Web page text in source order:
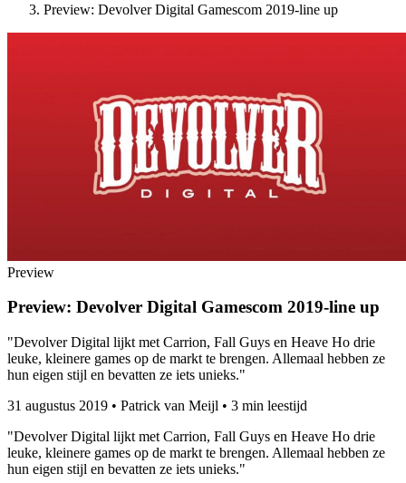
Preview: Devolver Digital Gamescom 2019-line up
Preview
Preview: Devolver Digital Gamescom 2019-line up
"Devolver Digital lijkt met Carrion, Fall Guys en Heave Ho drie
leuke, kleinere games op de markt te brengen. Allemaal hebben ze
hun eigen stijl en bevatten ze iets unieks."
31 augustus 2019 • Patrick van Meijl • 3 min leestijd
"Devolver Digital lijkt met Carrion, Fall Guys en Heave Ho drie
leuke, kleinere games op de markt te brengen. Allemaal hebben ze
hun eigen stijl en bevatten ze iets unieks."